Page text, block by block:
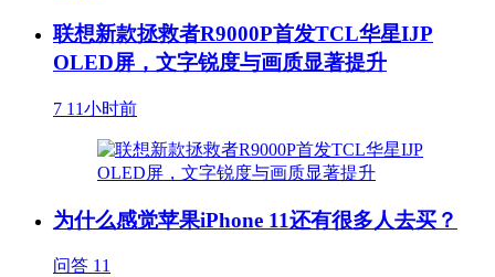
联想新款拯救者R9000P首发TCL华星IJP
OLED屏，文字锐度与画质显著提升
7 11小时前
为什么感觉苹果iPhone 11还有很多人去买？
问答 11